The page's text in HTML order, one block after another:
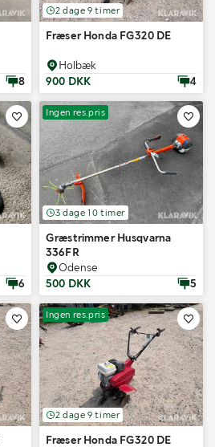
8
2 dage 9 timer
Fræser Honda FG320 DE
Holbæk
900 DKK
4
6
Ingen res.pris
3 dage 10 timer
Græstrimmer Husqvarna
336FR
Odense
500 DKK
5
Ingen res.pris
2 dage 9 timer
Fræser Honda FG320 DE